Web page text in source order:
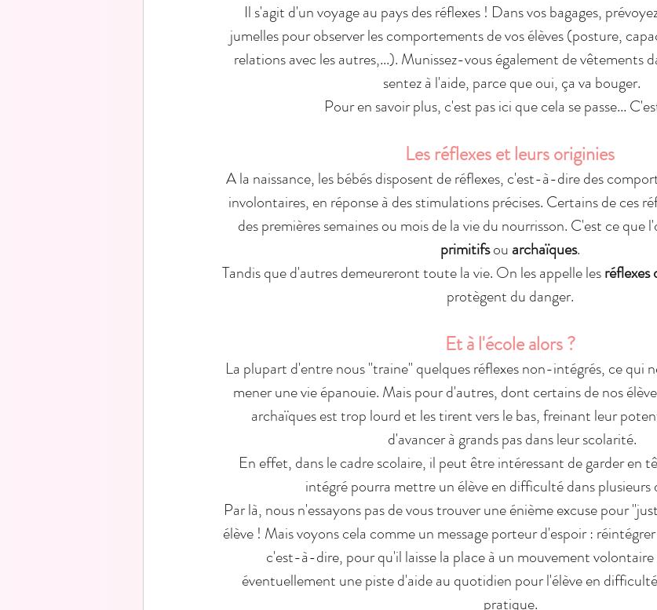
Il s'agit d'un voyage au pays des réflexes ! Dans vos bagages,
jumelles pour observer les comportements de vos élèves (posture,
relations avec les autres,...). Munissez-vous également de vêtements
sentez à l'aide, parce que oui, ça va bouger.
Pour en savoir plus, c'est pas ici que cela se passe...
Les réflexes et leurs originies
A la naissance, les bébés disposent de réflexes, c'est-à-dire des
involontaires, en réponse à des stimulations précises. Certains de ces
des premières semaines ou mois de la vie du nourrisson. C'est ce que
primitifs ou archaïques.
Tandis que d'autres demeureront toute la vie. On les appelle les
protègent du danger.
Et à l'école alors ?
La plupart d'entre nous "traine" quelques réflexes non-intégrés, ce qui
mener une vie épanouie. Mais pour d'autres, dont certains de nos
archaïques est trop lourd et les tirent vers le bas, freinant leur
d'avancer à grands pas dans leur scolarité.
En effet, dans le cadre scolaire, il peut être intéressant de garder en
intégré pourra mettre un élève en difficulté dans plusieurs
Par là, nous n'essayons pas de vous trouver une énième excuse pour
élève ! Mais voyons cela comme un message porteur d'espoir :
c'est-à-dire, pour qu'il laisse la place à un mouvement
éventuellement une piste d'aide au quotidien pour l'élève en
pratique.